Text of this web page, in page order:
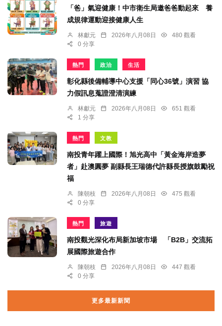
「爸」氣迎健康！中市衛生局邀爸爸動起來 養
成規律運動迎接健康人生
林獻元 2026年八月08日
480 觀看
0 分享
熱門 政治 生活
彰化縣後備輔導中心支援「同心36號」演習 協
力假訊息蒐證澄清演練
林獻元 2026年八月08日
651 觀看
1 分享
熱門 文教
南投青年躍上國際！旭光高中「黃金海岸造夢
者」赴澳圓夢 副縣長王瑞德代許縣長授旗鼓勵祝
福
陳朝枝 2026年八月08日
475 觀看
0 分享
熱門 旅遊
南投觀光深化布局新加坡市場 「B2B」交流拓
展國際旅遊合作
陳朝枝 2026年八月08日
447 觀看
0 分享
更多最新新聞